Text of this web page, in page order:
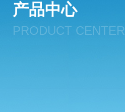
产品中心
PRODUCT CENTER